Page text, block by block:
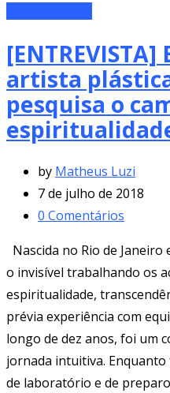
artista
pesquisa o
by Matheus Luzi
7 de julho de 2018
0 Comentários
Nascida no Rio de Janeiro
o invisível trabalhando os
espiritualidade,
prévia experiência com
longo de dez anos, foi um
jornada intuitiva.
de laboratório e de